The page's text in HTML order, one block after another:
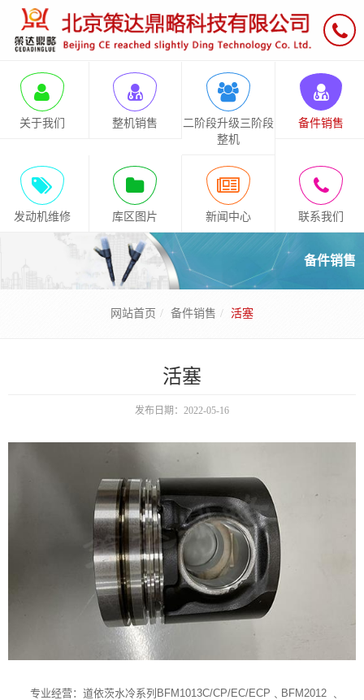
关于我们 整机销售
二阶段升级三阶段
整机
备件销售
发动机维修 库区图片 新闻中心 联系我们
备件销售
网站首页 备件销售 活塞
活塞
发布日期：2022-05-16
专业经营：道依茨水冷系列BFM1013C/CP/EC/ECP﹑BFM2012 ﹑